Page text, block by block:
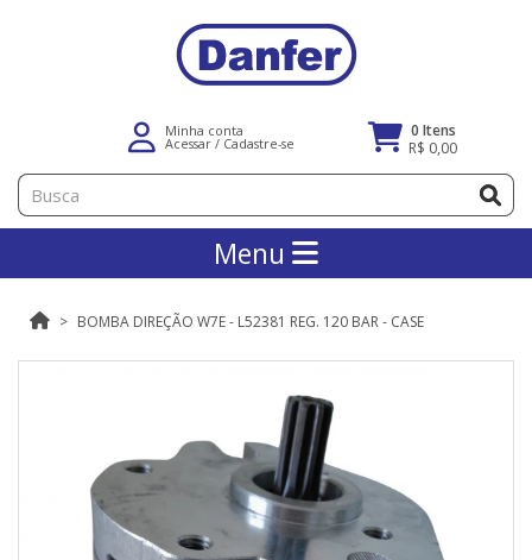
Minha conta
Acessar / Cadastre-se
0 Itens
R$ 0,00
Menu
BOMBA DIREÇÃO W7E - L52381 REG. 120 BAR - CASE